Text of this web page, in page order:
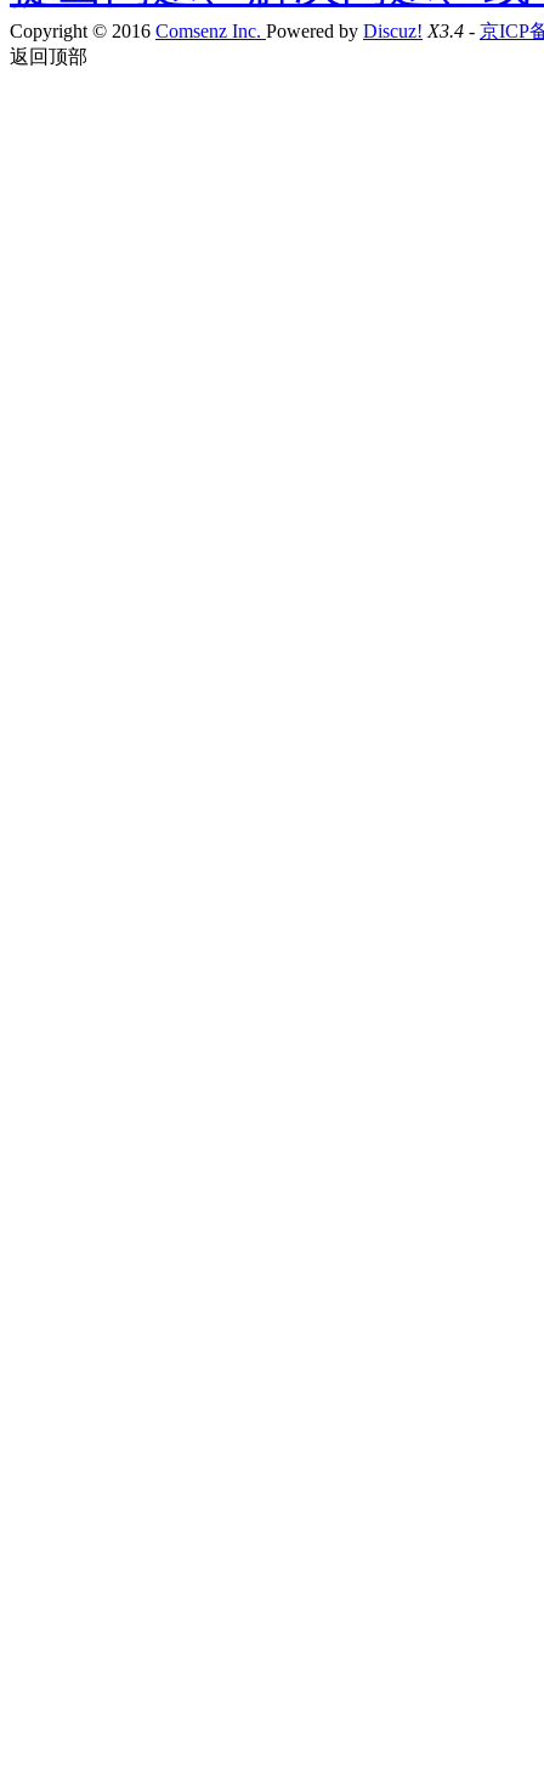
Copyright © 2016 Comsenz Inc. Powered by Discuz! X3.4 - 京ICP
返回顶部